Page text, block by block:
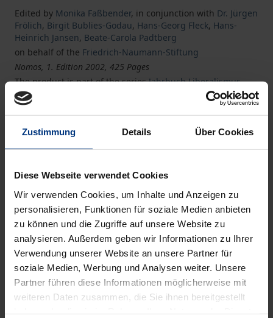
Zustimmung Details Über Cookies
Diese Webseite verwendet Cookies
Wir verwenden Cookies, um Inhalte und Anzeigen zu
personalisieren, Funktionen für soziale Medien anbieten
zu können und die Zugriffe auf unsere Website zu
analysieren. Außerdem geben wir Informationen zu Ihrer
Verwendung unserer Website an unsere Partner für
soziale Medien, Werbung und Analysen weiter. Unsere
Partner führen diese Informationen möglicherweise mit
weiteren Daten zusammen, die Sie ihnen bereitgestellt
Edited by Monika Faßbender, in conjunction with Dr. Jürgen
Frölich, Birgit Bublies-Godau, Hans-Georg Fleck, Hans-
Heinrich Jansen, Beate-Carola Padtberg
on behalf of the Friedrich-Naumann-Stiftung
Nomos, 1. Edition 2002, 425 Pages
The product is part of the seriesJahrbuch Liberalismus-
Forschung
Book
€28.00
Available
Prices include VAT. Depending on the delivery address, VAT
may vary at checkout.
Add to Cart
Add to Wish List
Delivery cost notice